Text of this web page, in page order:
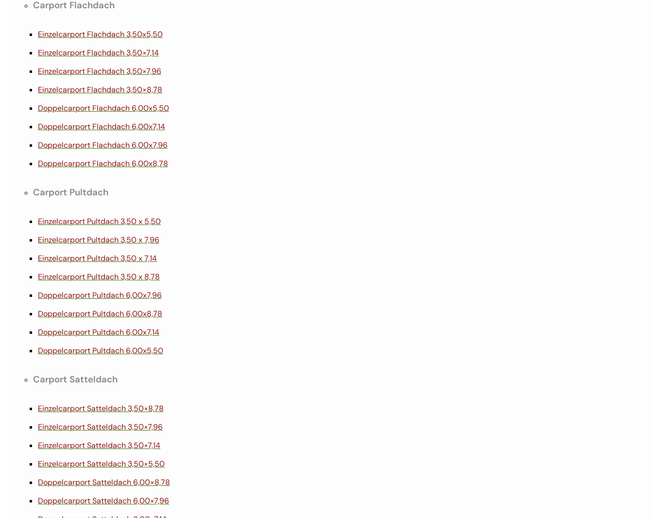
Carport Flachdach
Einzelcarport Flachdach 3,50x5,50
Einzelcarport Flachdach 3,50×7,14
Einzelcarport Flachdach 3,50×7,96
Einzelcarport Flachdach 3,50×8,78
Doppelcarport Flachdach 6,00x5,50
Doppelcarport Flachdach 6,00x7,14
Doppelcarport Flachdach 6,00x7,96
Doppelcarport Flachdach 6,00x8,78
Carport Pultdach
Einzelcarport Pultdach 3,50 x 5,50
Einzelcarport Pultdach 3,50 x 7,96
Einzelcarport Pultdach 3,50 x 7,14
Einzelcarport Pultdach 3,50 x 8,78
Doppelcarport Pultdach 6,00x7,96
Doppelcarport Pultdach 6,00x8,78
Doppelcarport Pultdach 6,00x7,14
Doppelcarport Pultdach 6,00x5,50
Carport Satteldach
Einzelcarport Satteldach 3,50×8,78
Einzelcarport Satteldach 3,50×7,96
Einzelcarport Satteldach 3,50×7,14
Einzelcarport Satteldach 3,50×5,50
Doppelcarport Satteldach 6,00×8,78
Doppelcarport Satteldach 6,00×7,96